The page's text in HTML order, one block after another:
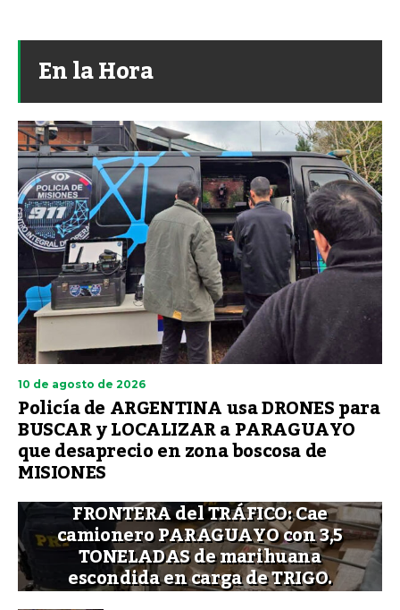
En la Hora
10 de agosto de 2026
Policía de ARGENTINA usa DRONES para
BUSCAR y LOCALIZAR a PARAGUAYO
que desaprecio en zona boscosa de
MISIONES
FRONTERA del TRÁFICO: Cae
camionero PARAGUAYO con 3,5
TONELADAS de marihuana
escondida en carga de TRIGO.